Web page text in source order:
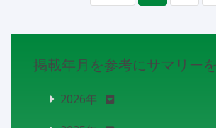
掲載年月を参考にサマリー
2026年